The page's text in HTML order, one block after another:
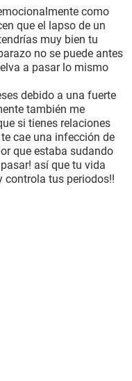
como
que el lapso de un
muy bien tu
no se puede antes
a pasar lo mismo
debido a una fuerte
también me
si tienes relaciones
cae una infección de
que estaba sudando
así que tu vida
controla tus periodos!!